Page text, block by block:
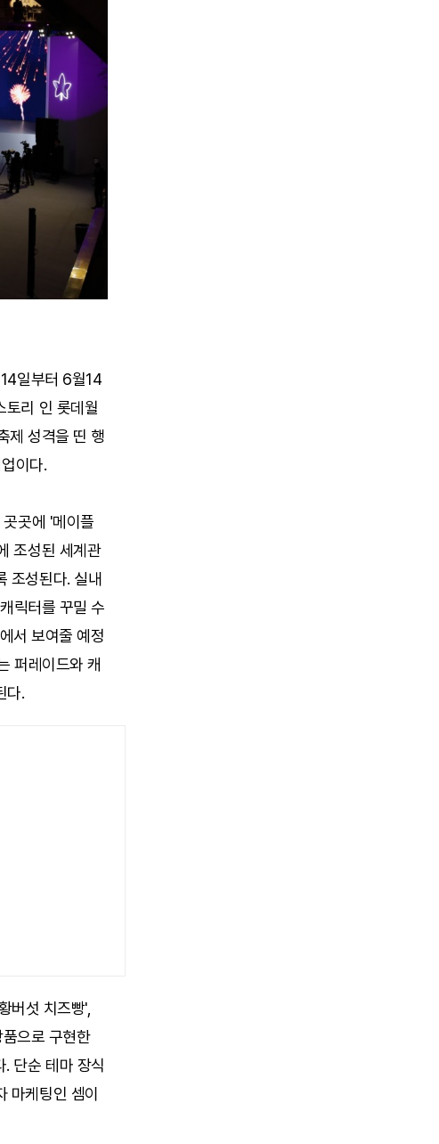
일부터 6월14
토리 인 롯데월
제 성격을 띤 행
이다.
곳에 '메이플
조성된 세계관
조성된다. 실내
릭터를 꾸밀 수
서 보여줄 예정
퍼레이드와 캐
다.
버섯 치즈빵',
으로 구현한
단순 테마 장식
마케팅인 셈이